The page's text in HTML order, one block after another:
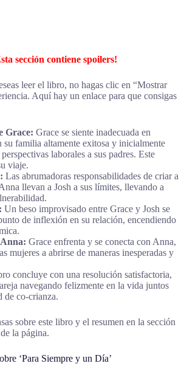
sección contiene spoilers!
leer el libro, no hagas clic en “Mostrar
Aquí hay un enlace para que consigas
Grace: Grace se siente inadecuada en
su familia altamente exitosa y inicialmente
laborales a sus padres. Este
viaje.
Las abrumadoras responsabilidades de criar a
llevan a Josh a sus límites, llevando a
Un beso improvisado entre Grace y Josh se
de inflexión en su relación, encendiendo
Grace enfrenta y se conecta con Anna,
mujeres a abrirse de maneras inesperadas y
concluye con una resolución satisfactoria,
navegando felizmente en la vida juntos
de co-crianza.
sobre este libro y el resumen en la sección
la página.
‘Para Siempre y un Día’